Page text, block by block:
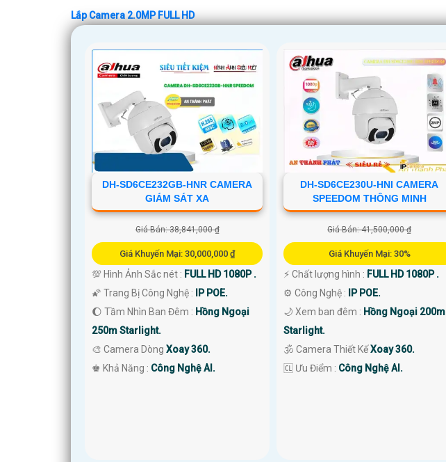
Lắp Camera 2.0MP FULL HD
DH-SD6CE232GB-HNR CAMERA
GIÁM SÁT XA
Giá Bán: 38,841,000 ₫
Giá Khuyến Mại: 30,000,000 ₫
💯 Hình Ảnh Sắc nét : FULL HD 1080P .
🌠 Trang Bị Công Nghệ :
IP POE.
🌔 Tầm Nhìn Ban Đêm : Hồng Ngoại
250m Starlight.
🎨 Camera Dòng Xoay 360.
️♚ Khả Năng : Công Nghệ AI.
DH-SD6CE230U-HNI CAMERA
SPEEDOM THÔNG MINH
Giá Bán: 41,500,000 ₫
Giá Khuyến Mại: 30%
️⚡ Chất lượng hình : FULL HD 1080P .
⚙ Công Nghệ :
IP POE.
🌙 Xem ban đêm : Hồng Ngoại 200m
Starlight.
🕉️ Camera Thiết KếXoay 360.
️🆑 Ưu Điểm : Công Nghệ AI.